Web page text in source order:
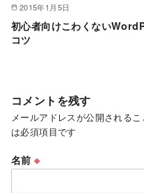
2015年1月5日
初心者向けこわくない
コツ
コメントを残す
メールアドレスが公開されるこ
は必須項目です
名前※